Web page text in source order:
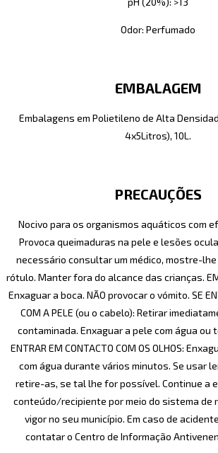
Odor: Perfumado
EMBALAGEM
Embalagens em Polietileno de Alta
4x5Litros), 10L.
PRECAUÇÕES
Nocivo para os organismos aquáticos com
Provoca queimaduras na pele e lesões
necessário consultar um médico, mostre-lhe
rótulo. Manter fora do alcance das crianças. EM
Enxaguar a boca. NÃO provocar o vómito. SE
COM A PELE (ou o cabelo): Retirar
contaminada. Enxaguar a pele com água ou
ENTRAR EM CONTACTO COM OS OLHOS:
com água durante vários minutos. Se usar
retire-as, se tal lhe for possível. Continue a
conteúdo/recipiente por meio do sistema de
vigor no seu município. Em caso de
contatar o Centro de Informação